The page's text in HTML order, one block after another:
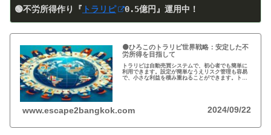
🟢不労所得作り『 トラリピ 0.5億円』運用中！
🟠ひろこのトラリピ世界戦略：安定した不
労所得を目指して
トラリピは自動売買システムで、初心者でも簡単に
利用できます。設定が簡単なうえリスク管理も容易
で、小さな利益を積み重ねることができます。トラ
www.escape2bangkok.com 2024/09/22